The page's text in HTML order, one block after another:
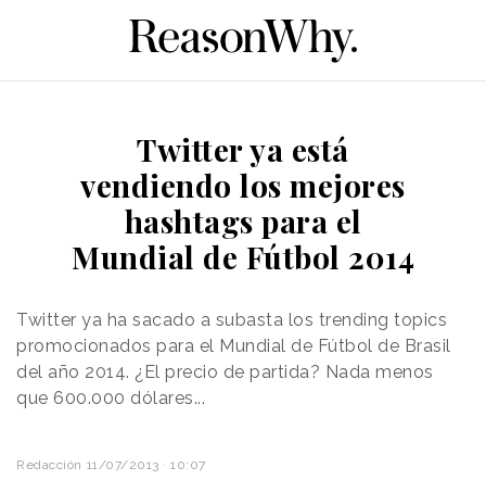
Twitter ya está
vendiendo los mejores
hashtags para el
Mundial de Fútbol 2014
Twitter ya ha sacado a subasta los trending topics
promocionados para el Mundial de Fútbol de Brasil
del año 2014. ¿El precio de partida? Nada menos
que 600.000 dólares...
Redacción 11/07/2013 · 10:07